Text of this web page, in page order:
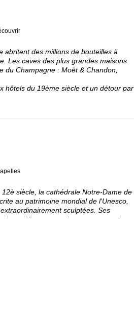
abritent des millions de bouteilles à
Les caves des plus grandes maisons
du Champagne : Moët & Chandon,
hôtels du 19ème siècle et un détour par
siècle, la cathédrale Notre-Dame de
au patrimoine mondial de l'Unesco,
sculptées. Ses
le souffle, ses verrières et sa grande